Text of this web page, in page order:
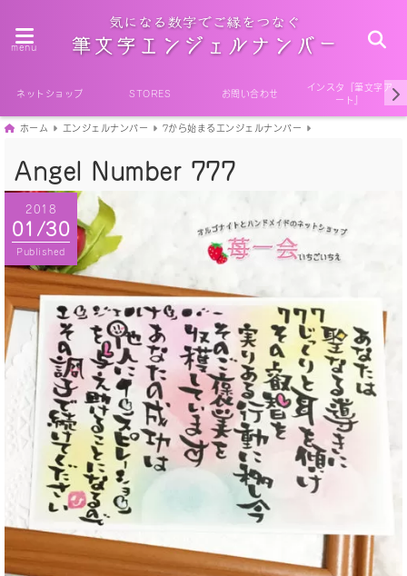
menu
ネットショップ STORES お問い合わせ
インスタ『筆文字ア
ート』
ホーム エンジェルナンバー 7から始まるエンジェルナンバー
Angel Number 777
2018
01/30
Published